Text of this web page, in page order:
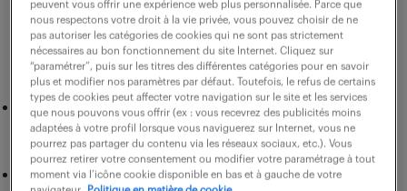
Pour affiner votre ciblage, regardez donc :
les entreprises dont les valeurs ou le
positionnement résonnent avec vos aspirations,
celles qui disposent déjà d’un périmètre ou
peuvent vous offrir une expérience web plus personnalisée. Parce que
nous respectons votre droit à la vie privée, vous pouvez choisir de ne
pas autoriser les catégories de cookies qui ne sont pas strictement
nécessaires au bon fonctionnement du site Internet. Cliquez sur
“paramétrer”, puis sur les titres des différentes catégories pour en savoir
plus et modifier nos paramètres par défaut. Toutefois, le refus de certains
types de cookies peut affecter votre navigation sur le site et les services
que nous pouvons vous offrir (ex : vous recevrez des publicités moins
adaptées à votre profil lorsque vous naviguerez sur Internet, vous ne
pourrez pas partager du contenu via les réseaux sociaux, etc.). Vous
pourrez retirer votre consentement ou modifier votre paramétrage à tout
moment via l’icône cookie disponible en bas et à gauche de votre